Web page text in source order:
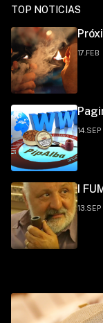
TOP NOTICIAS
17.FEB
14.SEP
I
13.SEP